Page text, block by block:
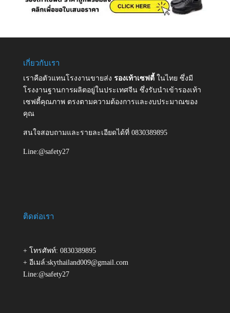
เกี่ยวกับเรา
เราคือตัวแทนโรงงานขายส่ง รองเท้าเซฟตี้ ในไทย ซึ่งมี
โรงงานฐานการผลิตอยู่ในประเทศจีน ซึ่งรับนำเข้ารองเท้า
เซฟตี้คุณภาพ ตรงตามความต้องการและงบประมาณของ
คุณ
สนใจสอบถามและรายละเอียดได้ที่ 0830389895
Line:@safety27
ติดต่อเรา
+ โทรศัพท์: 0830389895
+ อีเมล์:skythailand009@gmail.com
Line:@safety27